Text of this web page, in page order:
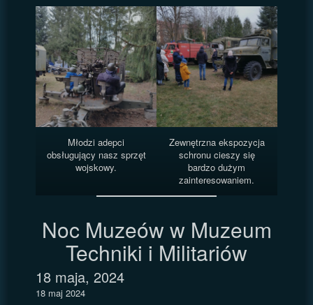
Młodzi adepci
obsługujący nasz sprzęt
wojskowy.
Zewnętrzna ekspozycja
schronu cieszy się
bardzo dużym
zainteresowaniem.
Noc Muzeów w Muzeum
Techniki i Militariów
18 maja, 2024
18 maj 2024